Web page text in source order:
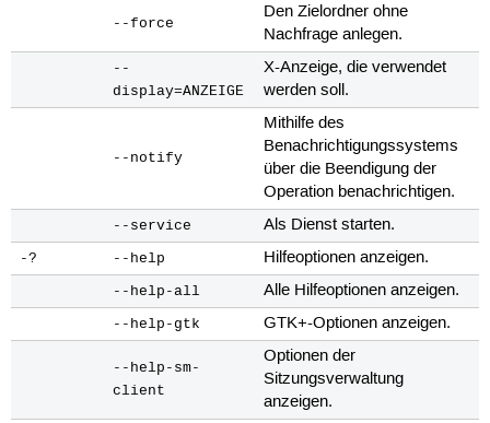
--force
Den Zielordner ohne
Nachfrage anlegen.
--
display=ANZEIGE
X-Anzeige, die verwendet
werden soll.
--notify
Mithilfe des
Benachrichtigungssystems
über die Beendigung der
Operation benachrichtigen.
--service Als Dienst starten.
-? --help Hilfeoptionen anzeigen.
--help-all Alle Hilfeoptionen anzeigen.
--help-gtk GTK+-Optionen anzeigen.
--help-sm-
client
Optionen der
Sitzungsverwaltung
anzeigen.